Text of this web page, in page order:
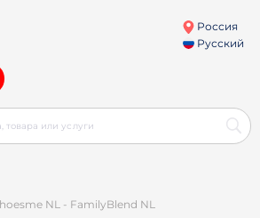
Россия
Русский
NL - FamilyBlend NL